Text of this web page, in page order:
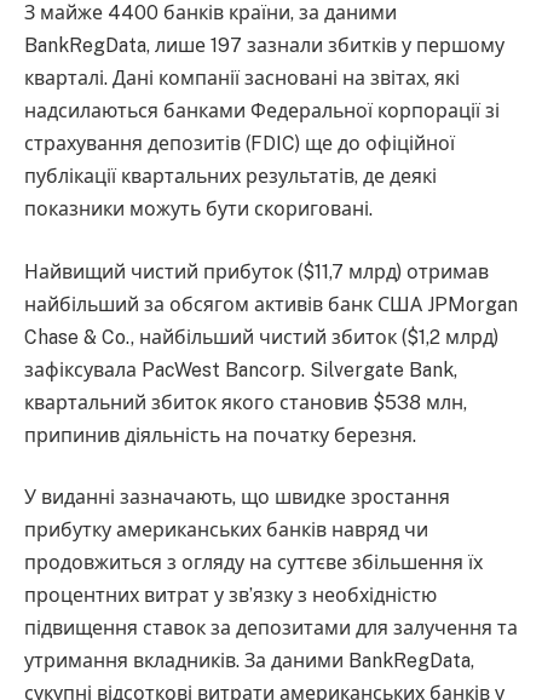
З майже 4400 банків країни, за даними
BankRegData, лише 197 зазнали збитків у першому
кварталі. Дані компанії засновані на звітах, які
надсилаються банками Федеральної корпорації зі
страхування депозитів (FDIC) ще до офіційної
публікації квартальних результатів, де деякі
показники можуть бути скориговані.
Найвищий чистий прибуток ($11,7 млрд) отримав
найбільший за обсягом активів банк США JPMorgan
Chase & Co., найбільший чистий збиток ($1,2 млрд)
зафіксувала PacWest Bancorp. Silvergate Bank,
квартальний збиток якого становив $538 млн,
припинив діяльність на початку березня.
У виданні зазначають, що швидке зростання
прибутку американських банків навряд чи
продовжиться з огляду на суттєве збільшення їх
процентних витрат у зв’язку з необхідністю
підвищення ставок за депозитами для залучення та
утримання вкладників. За даними BankRegData,
сукупні відсоткові витрати американських банків у